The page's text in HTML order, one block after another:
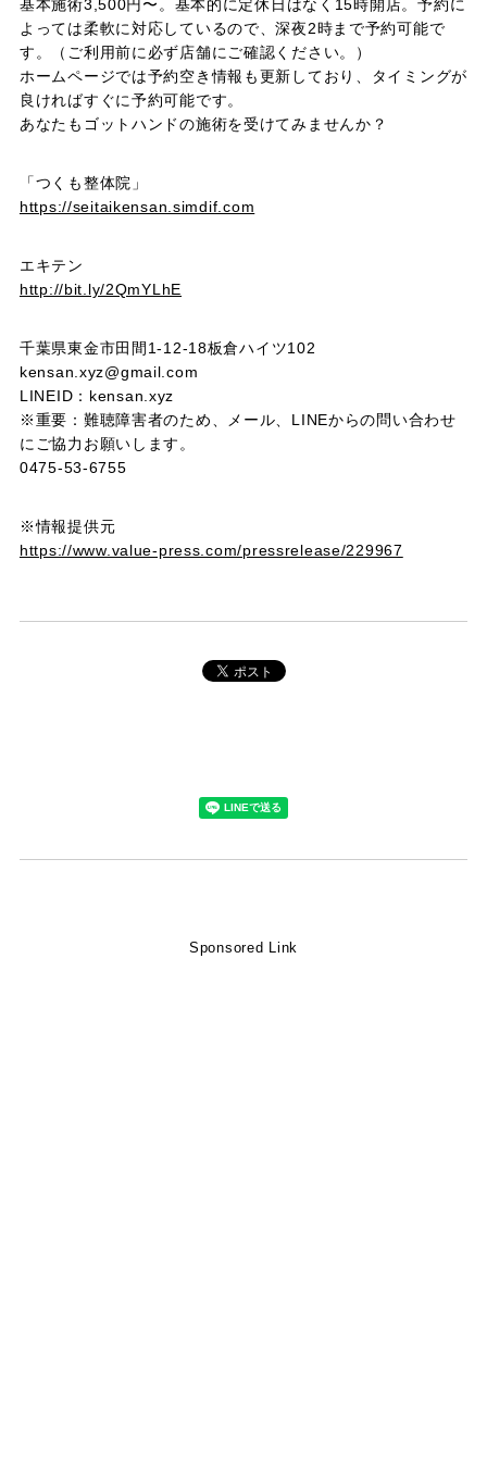
基本施術3,500円〜。基本的に定休日はなく15時開店。予約に
よっては柔軟に対応しているので、深夜2時まで予約可能で
す。（ご利用前に必ず店舗にご確認ください。）
ホームページでは予約空き情報も更新しており、タイミングが
良ければすぐに予約可能です。
あなたもゴットハンドの施術を受けてみませんか？
「つくも整体院」
https://seitaikensan.simdif.com
エキテン
http://bit.ly/2QmYLhE
千葉県東金市田間1-12-18板倉ハイツ102
kensan.xyz@gmail.com
LINEID：kensan.xyz
※重要：難聴障害者のため、メール、LINEからの問い合わせ
にご協力お願いします。
0475-53-6755
※情報提供元
https://www.value-press.com/pressrelease/229967
Sponsored Link